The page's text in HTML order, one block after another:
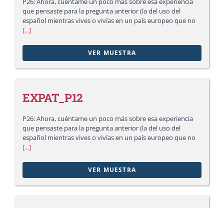
que pensaste para la pregunta anterior (la del uso del
español mientras vives o vivías en un país europeo que no
[...]
VER MUESTRA
EXPAT_P12
P26: Ahora, cuéntame un poco más sobre esa experiencia
que pensaste para la pregunta anterior (la del uso del
español mientras vives o vivías en un país europeo que no
[...]
VER MUESTRA